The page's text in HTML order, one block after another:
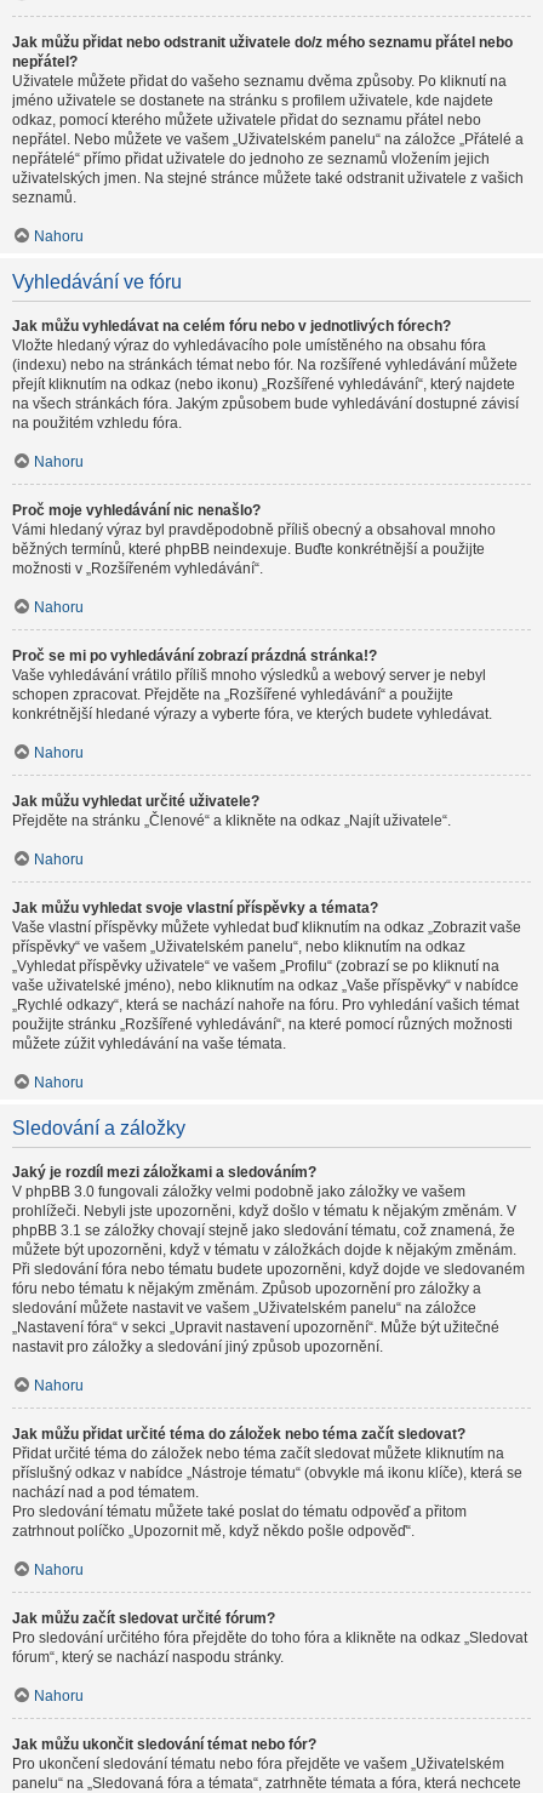
Jak můžu přidat nebo odstranit uživatele do/z mého seznamu přátel nebo
nepřátel?
Uživatele můžete přidat do vašeho seznamu dvěma způsoby. Po kliknutí na
jméno uživatele se dostanete na stránku s profilem uživatele, kde najdete
odkaz, pomocí kterého můžete uživatele přidat do seznamu přátel nebo
nepřátel. Nebo můžete ve vašem „Uživatelském panelu“ na záložce „Přátelé a
nepřátelé“ přímo přidat uživatele do jednoho ze seznamů vložením jejich
uživatelských jmen. Na stejné stránce můžete také odstranit uživatele z vašich
seznamů.
Nahoru
Vyhledávání ve fóru
Jak můžu vyhledávat na celém fóru nebo v jednotlivých fórech?
Vložte hledaný výraz do vyhledávacího pole umístěného na obsahu fóra
(indexu) nebo na stránkách témat nebo fór. Na rozšířené vyhledávání můžete
přejít kliknutím na odkaz (nebo ikonu) „Rozšířené vyhledávání“, který najdete
na všech stránkách fóra. Jakým způsobem bude vyhledávání dostupné závisí
na použitém vzhledu fóra.
Nahoru
Proč moje vyhledávání nic nenašlo?
Vámi hledaný výraz byl pravděpodobně příliš obecný a obsahoval mnoho
běžných termínů, které phpBB neindexuje. Buďte konkrétnější a použijte
možnosti v „Rozšířeném vyhledávání“.
Nahoru
Proč se mi po vyhledávání zobrazí prázdná stránka!?
Vaše vyhledávání vrátilo příliš mnoho výsledků a webový server je nebyl
schopen zpracovat. Přejděte na „Rozšířené vyhledávání“ a použijte
konkrétnější hledané výrazy a vyberte fóra, ve kterých budete vyhledávat.
Nahoru
Jak můžu vyhledat určité uživatele?
Přejděte na stránku „Členové“ a klikněte na odkaz „Najít uživatele“.
Nahoru
Jak můžu vyhledat svoje vlastní příspěvky a témata?
Vaše vlastní příspěvky můžete vyhledat buď kliknutím na odkaz „Zobrazit vaše
příspěvky“ ve vašem „Uživatelském panelu“, nebo kliknutím na odkaz
„Vyhledat příspěvky uživatele“ ve vašem „Profilu“ (zobrazí se po kliknutí na
vaše uživatelské jméno), nebo kliknutím na odkaz „Vaše příspěvky“ v nabídce
„Rychlé odkazy“, která se nachází nahoře na fóru. Pro vyhledání vašich témat
použijte stránku „Rozšířené vyhledávání“, na které pomocí různých možnosti
můžete zúžit vyhledávání na vaše témata.
Nahoru
Sledování a záložky
Jaký je rozdíl mezi záložkami a sledováním?
V phpBB 3.0 fungovali záložky velmi podobně jako záložky ve vašem
prohlížeči. Nebyli jste upozorněni, když došlo v tématu k nějakým změnám. V
phpBB 3.1 se záložky chovají stejně jako sledování tématu, což znamená, že
můžete být upozorněni, když v tématu v záložkách dojde k nějakým změnám.
Při sledování fóra nebo tématu budete upozorněni, když dojde ve sledovaném
fóru nebo tématu k nějakým změnám. Způsob upozornění pro záložky a
sledování můžete nastavit ve vašem „Uživatelském panelu“ na záložce
„Nastavení fóra“ v sekci „Upravit nastavení upozornění“. Může být užitečné
nastavit pro záložky a sledování jiný způsob upozornění.
Nahoru
Jak můžu přidat určité téma do záložek nebo téma začít sledovat?
Přidat určité téma do záložek nebo téma začít sledovat můžete kliknutím na
příslušný odkaz v nabídce „Nástroje tématu“ (obvykle má ikonu klíče), která se
nachází nad a pod tématem.
Pro sledování tématu můžete také poslat do tématu odpověď a přitom
zatrhnout políčko „Upozornit mě, když někdo pošle odpověď“.
Nahoru
Jak můžu začít sledovat určité fórum?
Pro sledování určitého fóra přejděte do toho fóra a klikněte na odkaz „Sledovat
fórum“, který se nachází naspodu stránky.
Nahoru
Jak můžu ukončit sledování témat nebo fór?
Pro ukončení sledování tématu nebo fóra přejděte ve vašem „Uživatelském
panelu“ na „Sledovaná fóra a témata“, zatrhněte témata a fóra, která nechcete